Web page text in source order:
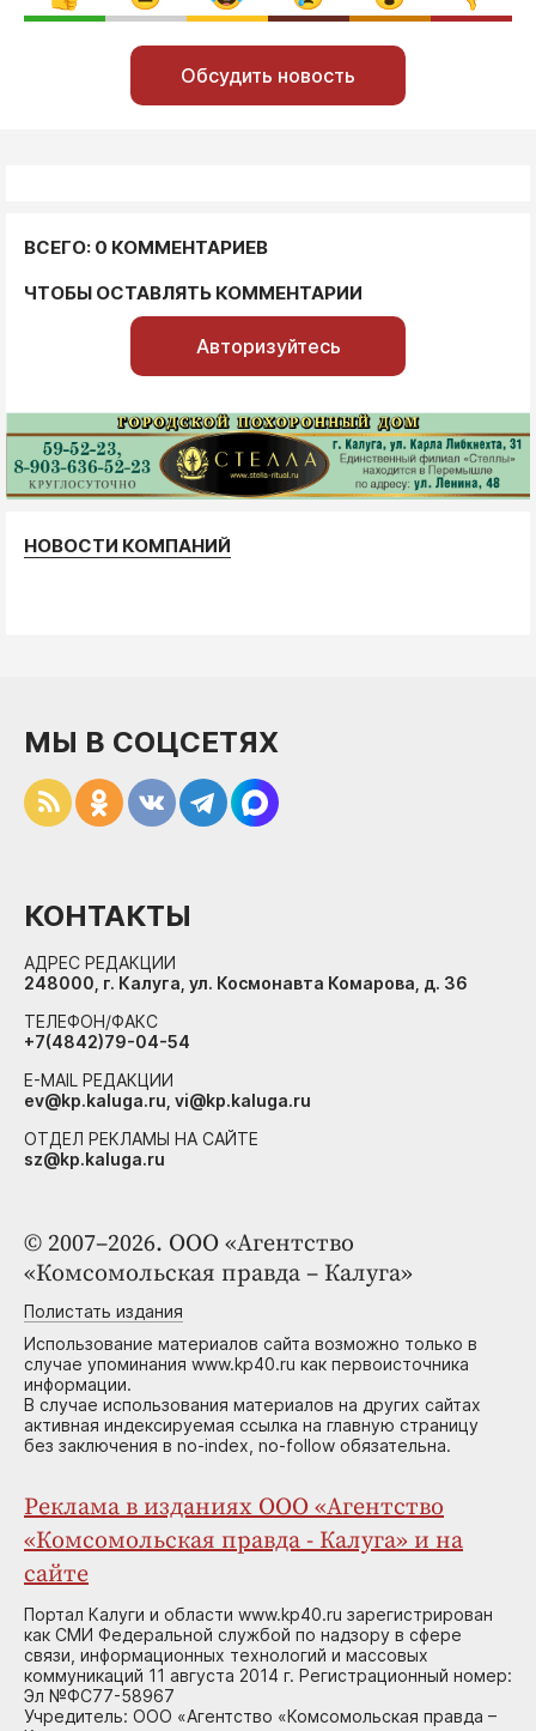
Обсудить новость
ВСЕГО: 0 КОММЕНТАРИЕВ
ЧТОБЫ ОСТАВЛЯТЬ КОММЕНТАРИИ
Авторизуйтесь
НОВОСТИ КОМПАНИЙ
© 2007–2026. ООО «Агентство
«Комсомольская правда – Калуга»
Полистать издания
Использование материалов сайта возможно только в
случае упоминания www.kp40.ru как первоисточника
информации.
В случае использования материалов на других сайтах
активная индексируемая ссылка на главную страницу
без заключения в no-index, no-follow обязательна.
Реклама в изданиях ООО «Агентство
«Комсомольская правда - Калуга» и на
сайте
Портал Калуги и области www.kp40.ru зарегистрирован
как СМИ Федеральной службой по надзору в сфере
связи, информационных технологий и массовых
коммуникаций 11 августа 2014 г. Регистрационный номер:
Эл №ФС77-58967
Учредитель: ООО «Агентство «Комсомольская правда –
МЫ В СОЦСЕТЯХ
КОНТАКТЫ
АДРЕС РЕДАКЦИИ
248000, г. Калуга, ул. Космонавта Комарова, д. 36
ТЕЛЕФОН/ФАКС
+7(4842)79-04-54
E-MAIL РЕДАКЦИИ
ev@kp.kaluga.ru, vi@kp.kaluga.ru
ОТДЕЛ РЕКЛАМЫ НА САЙТЕ
sz@kp.kaluga.ru